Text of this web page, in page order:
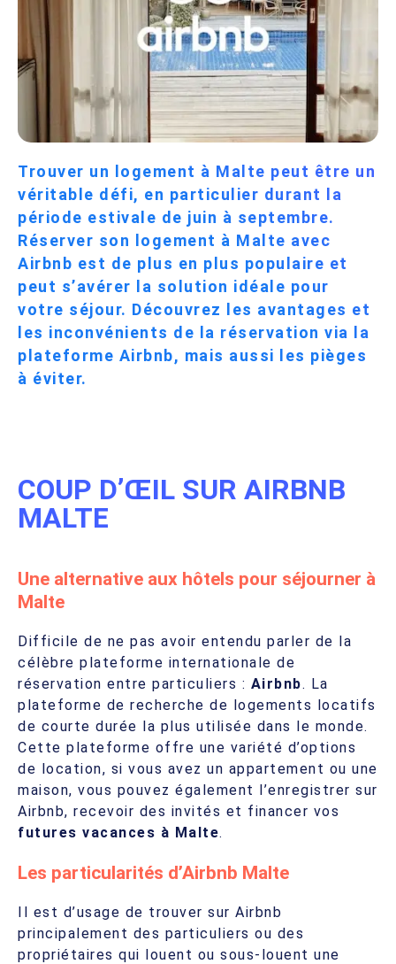
Trouver un logement à Malte peut être un
véritable défi, en particulier durant la
période estivale de juin à septembre.
Réserver son logement à Malte avec
Airbnb est de plus en plus populaire et
peut s’avérer la solution idéale pour
votre séjour. Découvrez les avantages et
les inconvénients de la réservation via la
plateforme Airbnb, mais aussi les pièges
à éviter.
COUP D’ŒIL SUR AIRBNB
MALTE
Une alternative aux hôtels pour séjourner à
Malte
Difficile de ne pas avoir entendu parler de la
célèbre plateforme internationale de
réservation entre particuliers : Airbnb. La
plateforme de recherche de logements locatifs
de courte durée la plus utilisée dans le monde.
Cette plateforme offre une variété d’options
de location, si vous avez un appartement ou une
maison, vous pouvez également l’enregistrer sur
Airbnb, recevoir des invités et financer vos
futures vacances à Malte.
Les particularités d’Airbnb Malte
Il est d’usage de trouver sur Airbnb
principalement des particuliers ou des
propriétaires qui louent ou sous-louent une